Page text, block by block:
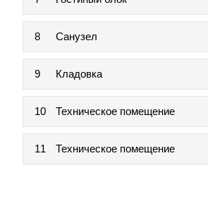
8 Санузел
9 Кладовка
10 Техническое помещение
11 Техническое помещение